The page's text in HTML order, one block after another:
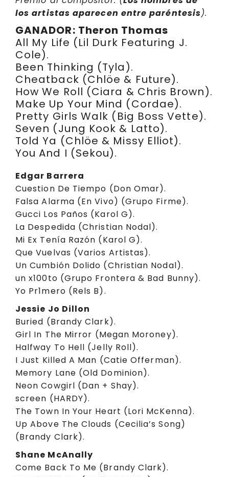
los artistas aparecen entre paréntesis).
GANADOR: Theron Thomas
All My Life (Lil Durk Featuring J.
Cole).
Been Thinking (Tyla).
Cheatback (Chlöe & Future).
How We Roll (Ciara & Chris Brown).
Make Up Your Mind (Cordae).
Pretty Girls Walk (Big Boss Vette).
Seven (Jung Kook & Latto).
Told Ya (Chlöe & Missy Elliot).
You And I (Sekou).
Edgar Barrera
Cuestion De Tiempo (Don Omar).
Falsa Alarma (En Vivo) (Grupo Firme).
Gucci Los Paños (Karol G).
La Despedida (Christian Nodal).
Mi Ex Tenía Razón (Karol G).
Que Vuelvas (Varios Artistas).
Un Cumbión Dolido (Christian Nodal).
un x100to (Grupo Frontera & Bad Bunny).
Yo Pr1mero (Rels B).
Jessie Jo Dillon
Buried (Brandy Clark).
Girl In The Mirror (Megan Moroney).
Halfway To Hell (Jelly Roll).
I Just Killed A Man (Catie Offerman).
Memory Lane (Old Dominion).
Neon Cowgirl (Dan + Shay).
screen (HARDY).
The Town In Your Heart (Lori McKenna).
Up Above The Clouds (Cecilia’s Song)
(Brandy Clark).
Shane McAnally
Come Back To Me (Brandy Clark).